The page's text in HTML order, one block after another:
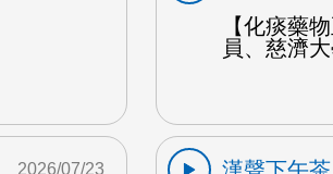
【化痰藥
員、慈濟
2026/07/23